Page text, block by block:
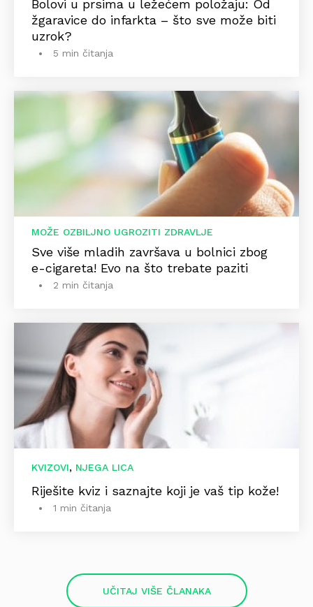
Bolovi u prsima u ležećem položaju: Od
žgaravice do infarkta – što sve može biti
uzrok?
5 min čitanja
MOŽE OZBILJNO UGROZITI ZDRAVLJE
Sve više mladih završava u bolnici zbog
e-cigareta! Evo na što trebate paziti
2 min čitanja
KVIZOVI, NJEGA LICA
Riješite kviz i saznajte koji je vaš tip kože!
1 min čitanja
UČITAJ VIŠE ČLANAKA